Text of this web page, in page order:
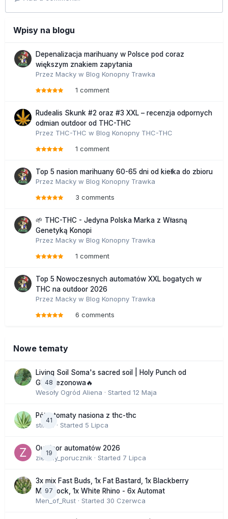
Wpisy na blogu
Depenalizacja marihuany w Polsce pod coraz
większym znakiem zapytania
Przez Macky w Blog Konopny Trawka
1 comment
Rudealis Skunk #2 oraz #3 XXL – recenzja odpornych
odmian outdoor od THC-THC
Przez THC-THC w Blog Konopny THC-THC
1 comment
Top 5 nasion marihuany 60-65 dni od kiełka do zbioru
Przez Macky w Blog Konopny Trawka
3 comments
🌱 THC-THC - Jedyna Polska Marka z Własną
Genetyką Konopi
Przez Macky w Blog Konopny Trawka
1 comment
Top 5 Nowoczesnych automatów XXL bogatych w
THC na outdoor 2026
Przez Macky w Blog Konopny Trawka
6 comments
Nowe tematy
48
Living Soil Soma's sacred soil | Holy Punch od
GHS sezonowa🔥
Wesoły Ogród Aliena · Started 12 Maja
41
Półautomaty nasiona z thc-thc
stix33 · Started 5 Lipca
19
Outdoor automatów 2026
zielony_porucznik · Started 7 Lipca
97
3x mix Fast Buds, 1x Fat Bastard, 1x Blackberry
Moonrock, 1x White Rhino - 6x Automat
Men_of_Rust · Started 30 Czerwca